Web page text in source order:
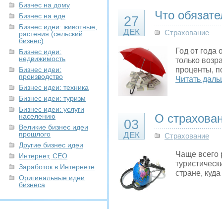
Бизнес на дому
Бизнес на еде
Бизнес идеи: животные,
растения (сельский
бизнес)
Бизнес идеи:
недвижимость
Бизнес идеи:
производство
Бизнес идеи: техника
Бизнес идеи: туризм
Бизнес идеи: услуги
населению
Великие бизнес идеи
прошлого
Другие бизнес идеи
Интернет, СЕО
Заработок в Интернете
Оригинальные идеи
бизнеса
27
ДЕК
Что
Страхование
Год от
только
проценты,
Читать
03
ДЕК
О
Страхование
Чаще всего
стране,